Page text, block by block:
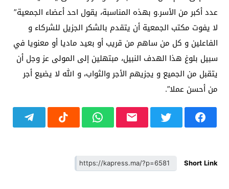
عدد أكبر من الأسر.و بهذه المناسبة، يقول احد أعضاء الجمعية”
لا يفوت مكتب الجمعية أن يتقدم بالشكر الجزيل للشركاء و
الفاعلين و كل من ساهم من قريب أو بعيد ماديا أو معنويا في
سبيل بلوغ هذا الهدف النبيل، مبتهلين إلى المولى عز وجل أن
يتقبل من الجميع و يجزيهم الأجر والثواب، و الله لا يضيع أجر
من أحسن عملا”.
Short Link